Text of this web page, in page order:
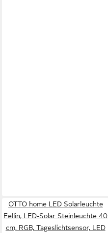
OTTO home LED Solarleuchte
Eellin, LED-Solar Steinleuchte 40
cm, RGB, Tageslichtsensor, LED